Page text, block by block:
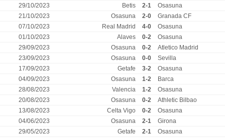
29/10/2023
Betis 2-1
Osasuna
21/10/2023
Osasuna 2-0
Granada CF
07/10/2023
Real Madrid 4-0
Osasuna
01/10/2023
Alaves 0-2
Osasuna
29/09/2023
Osasuna 0-2
Atletico Madrid
23/09/2023
Osasuna 0-0
Sevilla
17/09/2023
Getafe 3-2
Osasuna
04/09/2023
Osasuna 1-2
Barca
28/08/2023
Valencia 1-2
Osasuna
20/08/2023
Osasuna 0-2
Athletic Bilbao
13/08/2023
Celta Vigo 0-2
Osasuna
04/06/2023
Osasuna 2-1
Girona
29/05/2023
Getafe 2-1
Osasuna